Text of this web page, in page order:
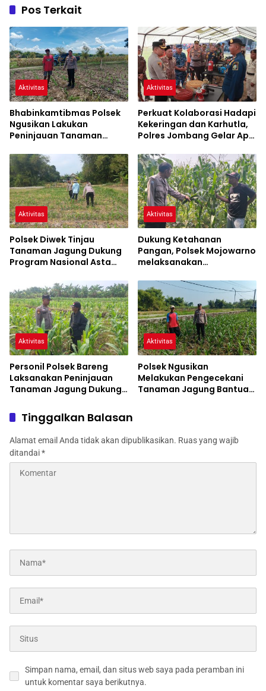
Pos Terkait
Aktivitas
Bhabinkamtibmas Polsek
Ngusikan Lakukan
Peninjauan Tanaman
Mendukung Ketahanan
Pangan
Aktivitas
Perkuat Kolaborasi Hadapi
Kekeringan dan Karhutla,
Polres Jombang Gelar Apel
Aktivitas
Polsek Diwek Tinjau
Tanaman Jagung Dukung
Program Nasional Asta
Aktivitas
Dukung Ketahanan
Pangan, Polsek Mojowarno
melaksanakan
Jagung
Aktivitas
Personil Polsek Bareng
Laksanakan Peninjauan
Tanaman Jagung Dukung
Pangan
Aktivitas
Polsek Ngusikan
Melakukan Pengecekani
Tanaman Jagung Bantuan
Tinggalkan Balasan
Alamat email Anda tidak akan dipublikasikan. Ruas yang wajib
ditandai*
Simpan nama, email, dan situs web saya pada peramban ini
untuk komentar saya berikutnya.